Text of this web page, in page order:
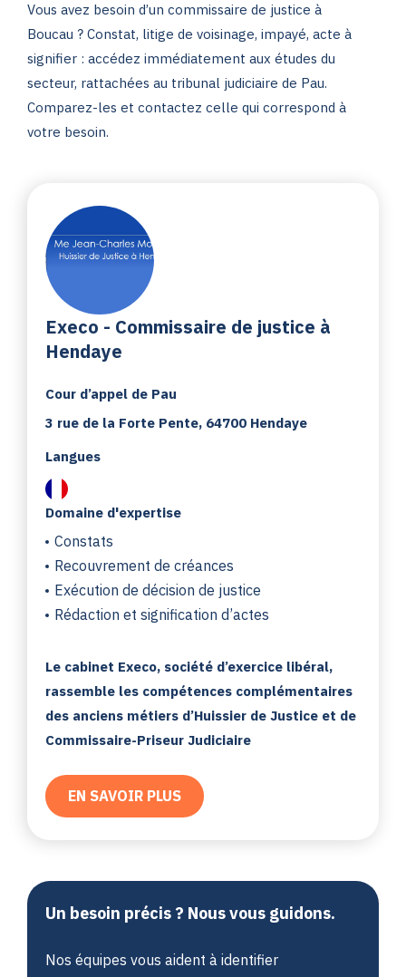
Vous avez besoin d’un commissaire de justice à
Boucau ? Constat, litige de voisinage, impayé, acte à
signifier : accédez immédiatement aux études du
secteur, rattachées au tribunal judiciaire de Pau.
Comparez-les et contactez celle qui correspond à
votre besoin.
Execo - Commissaire de justice à
Hendaye
Cour d’appel de Pau
3 rue de la Forte Pente, 64700 Hendaye
Domaine d'expertise
Constats
Recouvrement de créances
Exécution de décision de justice
Rédaction et signification d’actes
Langues
Le cabinet Execo, société d’exercice libéral,
rassemble les compétences complémentaires
des anciens métiers d’Huissier de Justice et de
Commissaire-Priseur Judiciaire
EN SAVOIR PLUS
Un besoin précis ? Nous vous guidons.
Nos équipes vous aident à identifier